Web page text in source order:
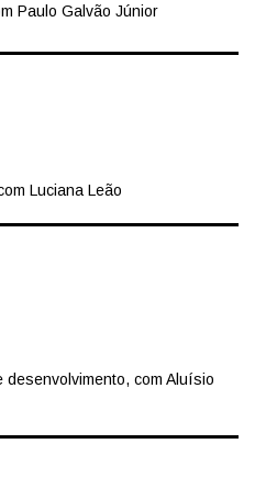
Paulo Galvão Júnior
Luciana Leão
desenvolvimento, com Aluísio